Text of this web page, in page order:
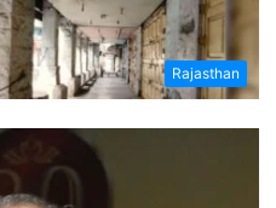
Rajasthan